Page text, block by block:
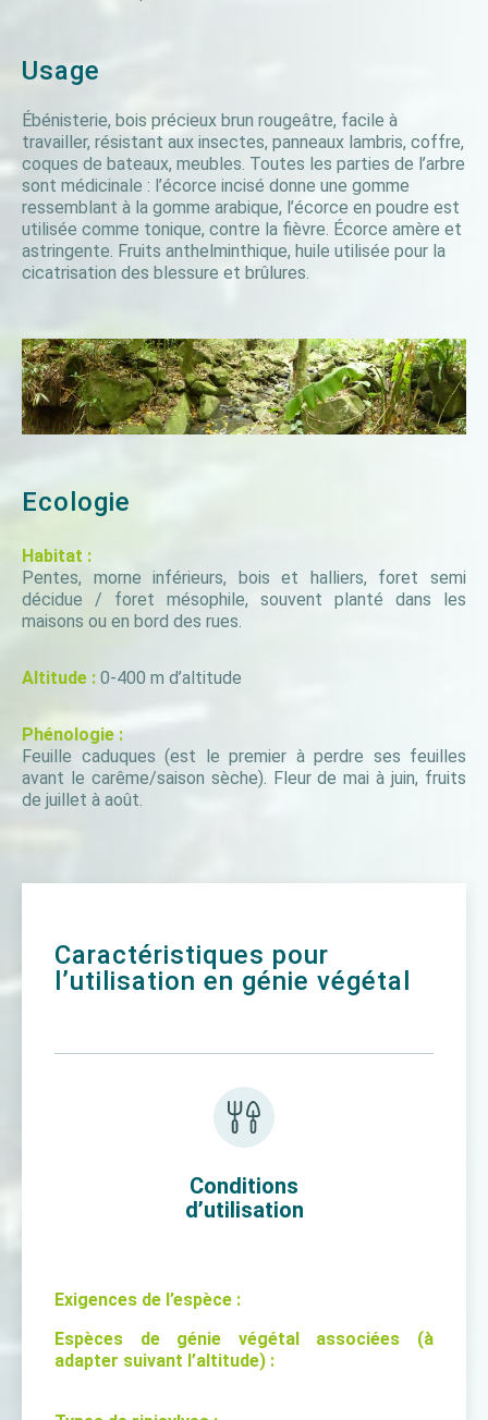
Usage
Ébénisterie, bois précieux brun rougeâtre, facile à
travailler, résistant aux insectes, panneaux lambris, coffre,
coques de bateaux, meubles. Toutes les parties de l’arbre
sont médicinale : l’écorce incisé donne une gomme
ressemblant à la gomme arabique, l’écorce en poudre est
utilisée comme tonique, contre la fièvre. Écorce amère et
astringente. Fruits anthelminthique, huile utilisée pour la
cicatrisation des blessure et brûlures.
Ecologie
Habitat :
Pentes, morne inférieurs, bois et halliers, foret semi
décidue / foret mésophile, souvent planté dans les
maisons ou en bord des rues.
Altitude : 0-400 m d’altitude
Phénologie :
Feuille caduques (est le premier à perdre ses feuilles
avant le carême/saison sèche). Fleur de mai à juin, fruits
de juillet à août.
Caractéristiques pour
l’utilisation en génie végétal
Conditions
d’utilisation
Exigences de l’espèce :
Espèces de génie végétal associées (à
adapter suivant l’altitude) :